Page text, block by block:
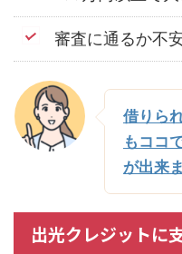
審査に通るか不
借りら
もココ
が出来
出光クレジットに